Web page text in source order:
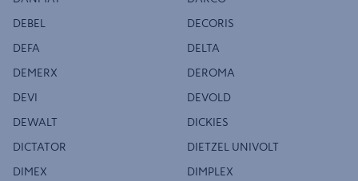
DEBEL DECORIS
DEFA DELTA
DEMERX DEROMA
DEVI DEVOLD
DEWALT DICKIES
DICTATOR DIETZEL UNIVOLT
DIMEX DIMPLEX